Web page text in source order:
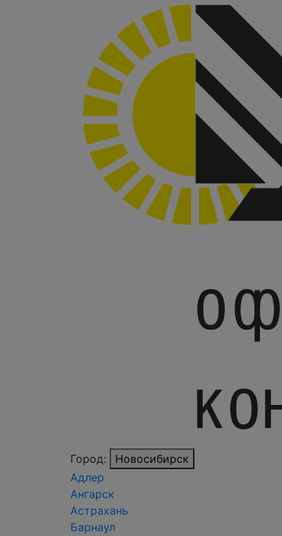
Город:
Новосибирск
Адлер
Ангарск
Астрахань
Барнаул